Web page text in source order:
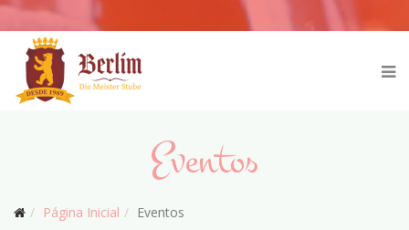
Eventos
Página Inicial Eventos